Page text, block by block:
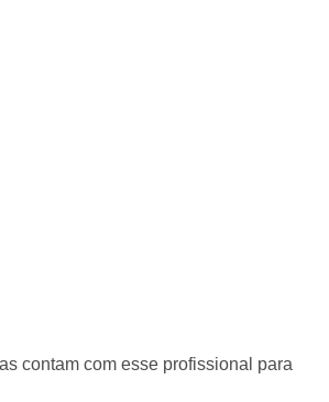
contam com esse profissional para